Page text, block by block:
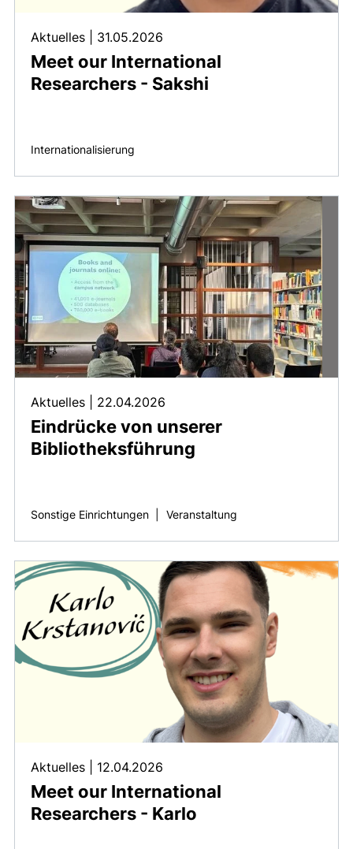
Meet our International
Researchers - Sakshi
Aktuelles 31.05.2026
Internationalisierung
Eindrücke von unserer
Bibliotheksführung
Aktuelles 22.04.2026
Sonstige Einrichtungen Veranstaltung
Meet our International
Researchers - Karlo
Aktuelles 12.04.2026